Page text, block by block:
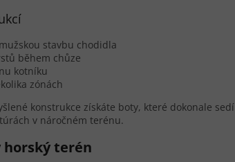
stavbu chodidla
během chůze
kotníku
zónách
konstrukce získáte boty, které dokonale sedí
v náročném terénu.
terén